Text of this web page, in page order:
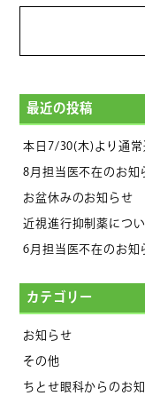
最近の投稿
本日7/30(木)より通
8月担当医不在のお知
お盆休みのお知らせ
近視進行抑制薬につ
6月担当医不在のお知
カテゴリー
お知らせ
その他
ちとせ眼科からのお